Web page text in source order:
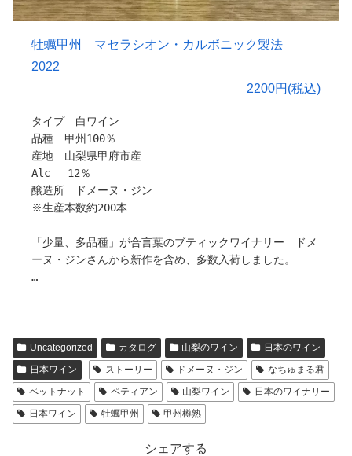
勝沼町鳥居平、急斜面の自社畑甲州を9月26日と10月18日
に分け収穫したブドウを使用。
〇栽培と醸造について
〇味わい
早めに収穫した甲州の酸味と完熟甲州の果実味に酵母由来
のうま味が加わり、厚みのある味わいに。
〇料理との相性
和食、特にかけか蕎麦や白菜と油揚げの煮物など薄味の出
引用：ドメーヌ・ジン
牡蠣甲州 マセラシオン・カルボニック製法
2022
2200円(税込)
タイプ 白ワイン
品種 甲州100％
産地 山梨県甲府市産
Alc 12％
醸造所 ドメーヌ・ジン
※生産本数約200本
「少量、多品種」が合言葉のブティックワイナリー ドメ
ーヌ・ジンさんから新作を含め、多数入荷しました。
是非沢山の方に飲んでいただきたいです！
ネーミングの通り「牡蠣」に合わせて楽しんでほしい白ワ
インです！キンキンに冷やして生牡蠣とポン酢に合わせ
て！少し温度を上げて牡蠣のクリーム煮にも！合うんです
Uncategorized カタログ 山梨のワイン
日本のワイン
日本ワイン
ストーリー ドメーヌ・ジン
なちゅまる君
ペットナット
ペティアン 山梨ワイン
日本のワイナリー
日本ワイン
牡蠣甲州 甲州樽熟
シェアする